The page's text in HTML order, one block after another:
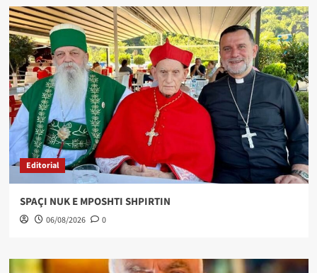
Editorial
SPAÇI NUK E MPOSHTI SHPIRTIN
06/08/2026 0